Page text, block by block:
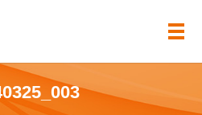
メ